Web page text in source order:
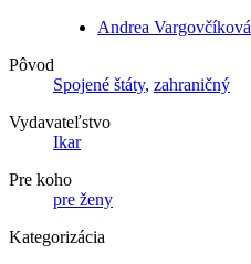
Andrea Vargovčíková
Pôvod
Spojené štáty, zahraničný
Vydavateľstvo
Ikar
Pre koho
pre ženy
Kategorizácia